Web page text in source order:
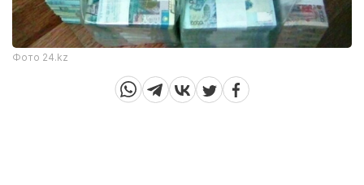
Фото 24.kz